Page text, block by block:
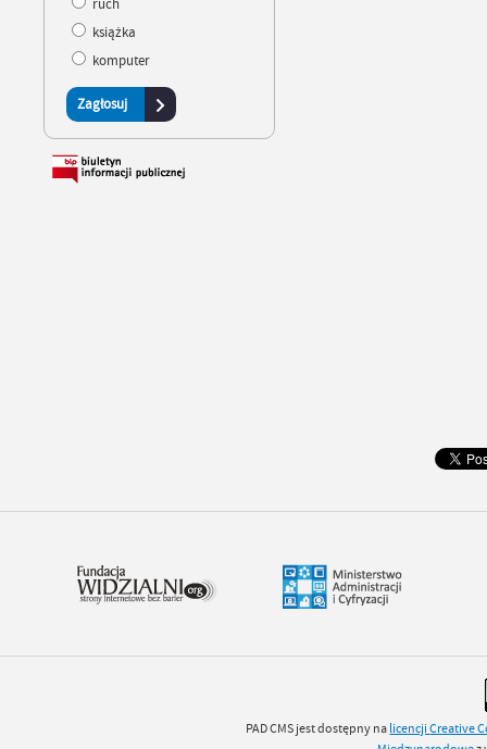
ruch
książka
komputer
PAD CMS jest dostępny na licencjiCreative